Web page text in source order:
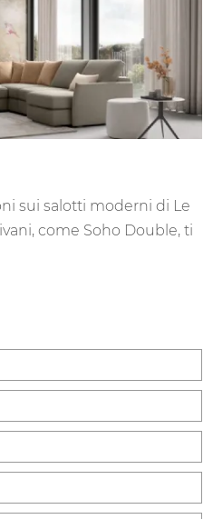
sui salotti moderni di Le
come Soho Double, ti